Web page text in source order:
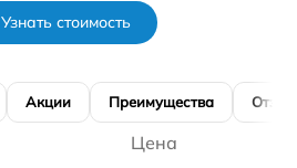
Узнать стоимость
Акции Преимущества
Цена